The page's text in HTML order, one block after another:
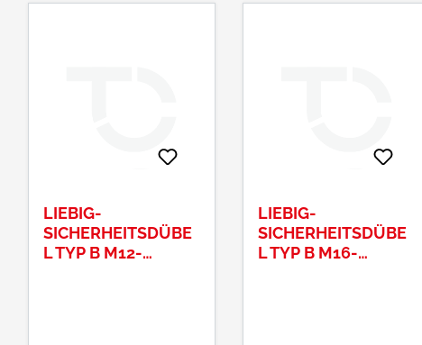
LIEBIG-
SICHERHEITSDÜBE
L TYP B M12-
LIEBIG-
SICHERHEITSDÜBE
L TYP B M16-